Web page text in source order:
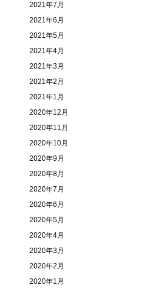
2021年7月
2021年6月
2021年5月
2021年4月
2021年3月
2021年2月
2021年1月
2020年12月
2020年11月
2020年10月
2020年9月
2020年8月
2020年7月
2020年6月
2020年5月
2020年4月
2020年3月
2020年2月
2020年1月